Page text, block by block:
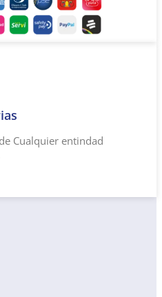
Cualquier entindad